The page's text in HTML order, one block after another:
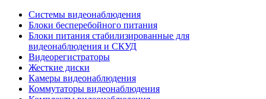
Системы видеонаблюдения
Блоки бесперебойного питания
Блоки питания стабилизированные для
видеонаблюдения и СКУД
Видеорегистраторы
Жесткие диски
Камеры видеонаблюдения
Коммутаторы видеонаблюдения